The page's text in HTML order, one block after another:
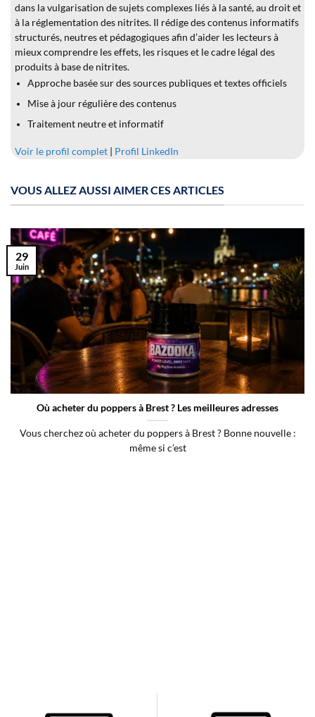
dans la vulgarisation de sujets complexes liés à la santé, au droit et
à la réglementation des nitrites. Il rédige des contenus informatifs
structurés, neutres et pédagogiques afin d’aider les lecteurs à
mieux comprendre les effets, les risques et le cadre légal des
produits à base de nitrites.
Approche basée sur des sources publiques et textes officiels
Mise à jour régulière des contenus
Traitement neutre et informatif
Voir le profil complet Profil LinkedIn
VOUS ALLEZ AUSSI AIMER CES ARTICLES
Où acheter du poppers à Brest ? Les meilleures adresses
Vous cherchez où acheter du poppers à Brest ? Bonne nouvelle :
même si c’est
29
Juin